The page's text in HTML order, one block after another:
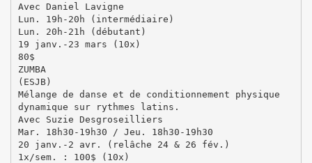
Avec Daniel Lavigne
Lun. 19h-20h (intermédiaire)
Lun. 20h-21h (débutant)
19 janv.-23 mars (10x)
80$
ZUMBA
(ESJB)
Mélange de danse et de conditionnement physique
dynamique sur rythmes latins.
Avec Suzie Desgroseilliers
Mar. 18h30-19h30 / Jeu. 18h30-19h30
20 janv.-2 avr. (relâche 24 & 26 fév.)
1x/sem. : 100$ (10x)